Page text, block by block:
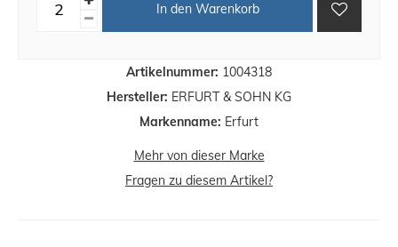
Artikelnummer: 1004318
Hersteller: ERFURT & SOHN KG
Markenname: Erfurt
In den Warenkorb
Mehr von dieser Marke
Fragen zu diesem Artikel?